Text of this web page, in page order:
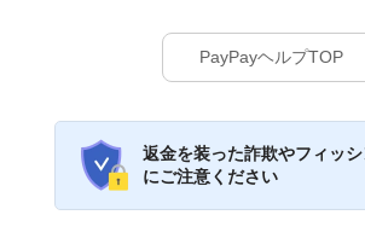
PayPayヘルプTOP
返金を装った詐欺やフィッ
にご注意ください